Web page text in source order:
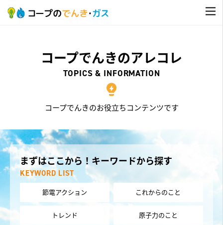
コープでんきのアレコレ
TOPICS & INFORMATION
コープでんきのお役立ちコンテンツです
まずはここから！キーワードから探す
KEYWORD LIST
節電アクション これからのこと
トレンド 原子力のこと